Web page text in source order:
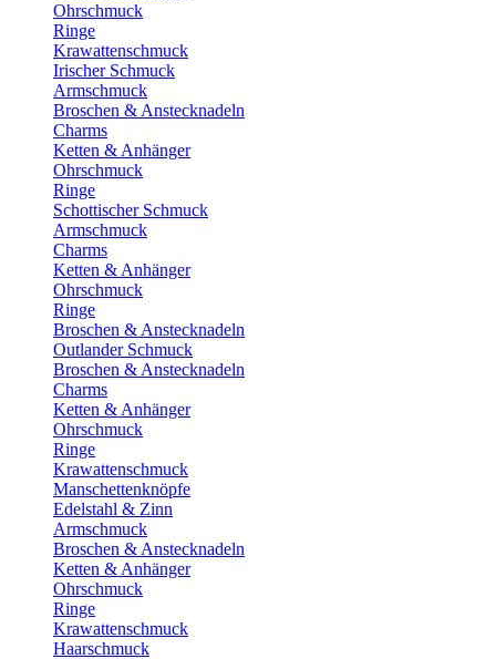
Ohrschmuck
Ringe
Krawattenschmuck
Irischer Schmuck
Armschmuck
Broschen & Anstecknadeln
Charms
Ketten & Anhänger
Ohrschmuck
Ringe
Schottischer Schmuck
Armschmuck
Charms
Ketten & Anhänger
Ohrschmuck
Ringe
Broschen & Anstecknadeln
Outlander Schmuck
Broschen & Anstecknadeln
Charms
Ketten & Anhänger
Ohrschmuck
Ringe
Krawattenschmuck
Manschettenknöpfe
Edelstahl & Zinn
Armschmuck
Broschen & Anstecknadeln
Ketten & Anhänger
Ohrschmuck
Ringe
Krawattenschmuck
Haarschmuck